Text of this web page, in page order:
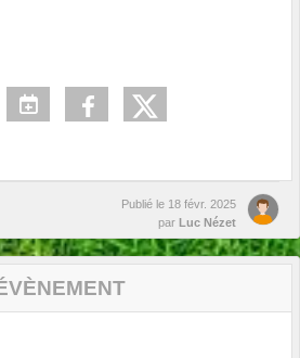
Publié le 18 févr. 2025
par Luc Nézet